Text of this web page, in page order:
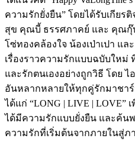
ความรักยั่งยืน” โดยได้รับเกีย
สุข คุณบี้ ธรรศภาคย์ และ คุณ
โซ่ทองคล้องใจ น้องเป่าเปา แล
เรื่องราวความรักแบบฉบับใหม่
และรักตนเองอย่างถูกวิธี โดย
อันหลากหลายให้ทุกคู่รักมาชา
ได้แก่ “LONG | LIVE | LOVE”
ได้มีความรักแบบยั่งยืน และค้น
ความรักที่เริ่มต้นจากภายในสู่ภ